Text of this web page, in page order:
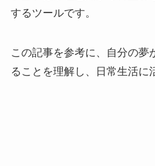
するツールです。
この記事を参考に、自分の夢
ることを理解し、日常生活に